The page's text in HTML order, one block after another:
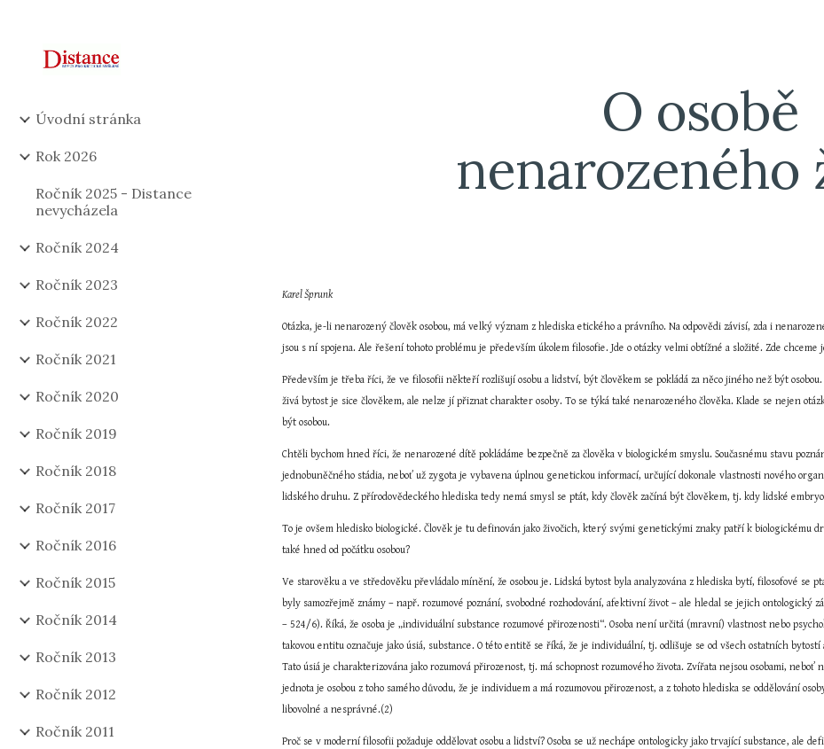
Úvodní stránka
Rok 2026
Ročník 2025 - Distance
nevycházela
Ročník 2024
Ročník 2023
Ročník 2022
Ročník 2021
Ročník 2020
Ročník 2019
Ročník 2018
Ročník 2017
Ročník 2016
Ročník 2015
Ročník 2014
Ročník 2013
Ročník 2012
Ročník 2011
O osobě
nenarozeného
Karel Šprunk
Otázka, je-li nenarozený člověk osobou, má velký význam z hlediska etického a právního. Na odpovědi závisí, zda i
jsou s ní spojena. Ale řešení tohoto problému je především úkolem filosofie. Jde o otázky velmi obtížné a složité. Zde
Především je třeba říci, že ve filosofii někteří rozlišují osobu a lidství, být člověkem se pokládá za něco jiného než být
živá bytost je sice člověkem, ale nelze jí přiznat charakter osoby. To se týká také nenarozeného člověka. Klade se nejen
být osobou.
Chtěli bychom hned říci, že nenarozené dítě pokládáme bezpečně za člověka v biologickém smyslu. Současnému stavu
jednobuněčného stádia, neboť už zygota je vybavena úplnou genetickou informací, určující dokonale vlastnosti nového
lidského druhu. Z přírodovědeckého hlediska tedy nemá smysl se ptát, kdy člověk začíná být člověkem, tj. kdy lidské
To je ovšem hledisko biologické. Člověk je tu definován jako živočich, který svými genetickými znaky patří k biologickému
také hned od počátku osobou?
Ve starověku a ve středověku převládalo mínění, že osobou je. Lidská bytost byla analyzována z hlediska bytí, filosofové se
byly samozřejmě známy – např. rozumové poznání, svobodné rozhodování, afektivní život – ale hledal se jejich ontologický
– 524/6). Říká, že osoba je „individuální substance rozumové přirozenosti“. Osoba není určitá (mravní) vlastnost nebo
takovou entitu označuje jako úsiá, substance. O této entitě se říká, že je individuální, tj. odlišuje se od všech ostatních
Tato úsiá je charakterizována jako rozumová přirozenost, tj. má schopnost rozumového života. Zvířata nejsou osobami,
jednota je osobou z toho samého důvodu, že je individuem a má rozumovou přirozenost, a z tohoto hlediska se oddělování
libovolné a nesprávné.(2)
Proč se v moderní filosofii požaduje oddělovat osobu a lidství? Osoba se už nechápe ontologicky jako trvající substance, ale